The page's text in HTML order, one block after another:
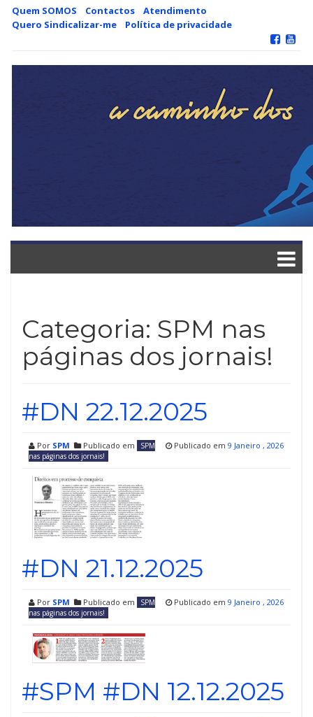
Skip
content
Quem SOMOS Contactos
Atendimento
Quero Sindicalizar-me
Política de privacidade
Categoria: SPM nas
páginas dos jornais!
#DN 22.12.2025
Por SPM Publicado em
SPM
nas páginas dos jornais!
Publicado em 9 Janeiro , 2026
#DN 21.12.2025
Por SPM Publicado em
SPM
nas páginas dos jornais!
Publicado em 9 Janeiro , 2026
#SPM #DN 12.12.2025